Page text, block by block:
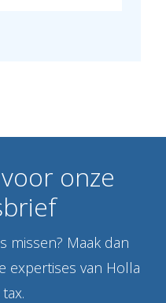
voor onze
missen? Maak dan
expertises van Holla